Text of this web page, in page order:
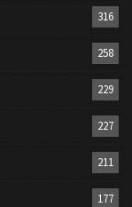
316
258
229
227
211
177